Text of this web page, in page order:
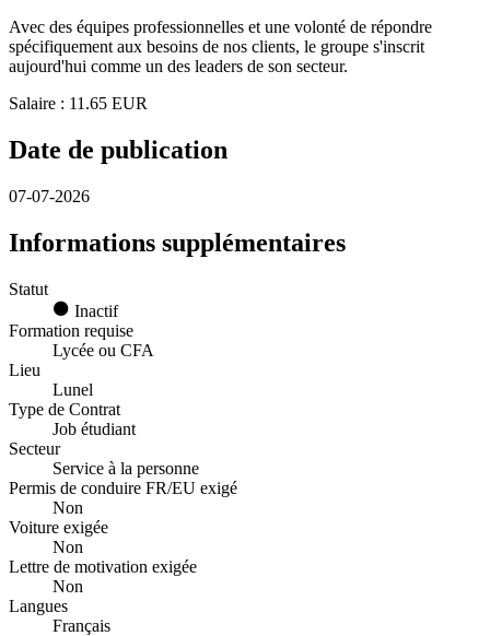
Avec des équipes professionnelles et une volonté de répondre
spécifiquement aux besoins de nos clients, le groupe s'inscrit
aujourd'hui comme un des leaders de son secteur.
Salaire : 11.65 EUR
Date de publication
07-07-2026
Informations supplémentaires
Statut
Inactif
Formation requise
Lycée ou CFA
Lieu
Lunel
Type de Contrat
Job étudiant
Secteur
Service à la personne
Permis de conduire FR/EU exigé
Non
Voiture exigée
Non
Lettre de motivation exigée
Non
Langues
Français